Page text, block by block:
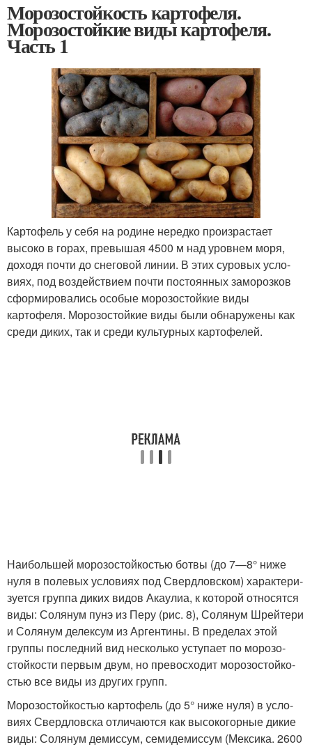
Морозостойкость картофеля.
Морозостойкие виды картофеля.
Часть 1
Картофель у себя на родине нередко произрастает
высоко в горах, превышая 4500 м над уровнем моря,
доходя почти до снеговой линии. В этих суровых усло­
виях, под воздействием почти постоянных заморозков
сформировались особые морозостойкие виды
картофеля. Морозостойкие виды были обнаружены как
среди диких, так и среди культурных картофелей.
Наибольшей морозостойкостью ботвы (до 7—8° ниже
нуля в полевых условиях под Свердловском) характери­
зуется группа диких видов Акаулиа, к которой относятся
виды: Солянум пунэ из Перу (рис. 8), Солянум Шрейтери
и Солянум делексум из Аргентины. В пределах этой
группы последний вид несколько уступает по морозо­
стойкости первым двум, но превосходит морозостойко­
стью все виды из других групп.
Морозостойкостью картофель (до 5° ниже нуля) в усло­
виях Свердловска отличаются как высокогорные дикие
виды: Солянум демиссум, семидемиссум (Мексика. 2600